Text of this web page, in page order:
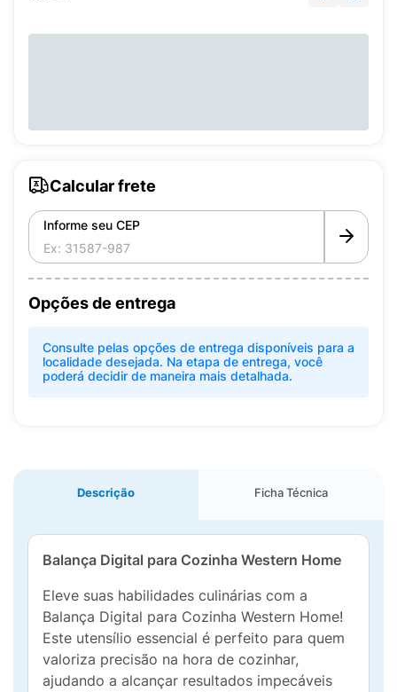
Calcular frete
Informe seu CEP
Opções de entrega
Consulte pelas opções de entrega disponíveis para a
localidade desejada. Na etapa de entrega, você
poderá decidir de maneira mais detalhada.
Descrição Ficha Técnica
Balança Digital para Cozinha Western Home
Eleve suas habilidades culinárias com a
Balança Digital para Cozinha Western Home!
Este utensílio essencial é perfeito para quem
valoriza precisão na hora de cozinhar,
ajudando a alcançar resultados impecáveis